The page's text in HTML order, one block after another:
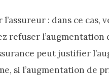
: dans ce cas,
refuser l’augmentation
peut justifier
si l’augmentation de